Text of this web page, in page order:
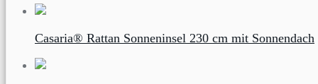
Casaria® Rattan Sonneninsel 230 cm mit Sonnendach